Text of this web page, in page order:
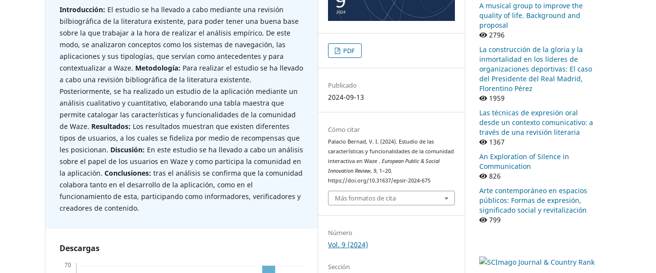
Introducción: El estudio se ha llevado a cabo mediante una revisión
bilbiográfica de la literatura existente, para poder tener una buena base
sobre la que trabajar a la hora de realizar el análisis empírico. De este
modo, se analizaron conceptos como los sistemas de navegación, las
aplicaciones y sus tipologías, que servían como antecedentes y para
contextualizar a Waze. Metodología: Para realizar el estudio se ha llevado
a cabo una revisión bibliográfica de la literatura existente.
Posteriormente, se ha realizado un estudio de la aplicación mediante un
análisis cualitativo y cuantitativo, elaborando una tabla maestra que
permite catalogar las características y funcionalidades de la comunidad
de Waze. Resultados: Los resultados muestran que existen diferentes
tipos de usuarios, a los cuales se fideliza por medio de recompensas que
les posicionan. Discusión: En este estudio se ha llevado a cabo un análisis
sobre el papel de los usuarios en Waze y como participa la comunidad en
la aplicación. Conclusiones: tras el análisis se confirma que la comunidad
colabora tanto en el desarrollo de la aplicación, como en el
funcionamiento de esta, participando como informadores, verificadores y
creadores de contenido.
Descargas
PDF
Publicado
2024-09-13
Cómo citar
Palacio Bernad, V. I. (2024). Estudio de las
características y funcionalidades de la comunidad
interactiva en Waze .European Public & Social
Innovation Review,9, 1–20.
https://doi.org/10.31637/epsir-2024-675
Más formatos de cita
Número
Vol. 9 (2024)
Sección
A musical group to improve the
quality of life. Background and
proposal
2796
La construcción de la gloria y la
inmortalidad en los líderes de
organizaciones deportivas: El caso
del Presidente del Real Madrid,
Florentino Pérez
1959
Las técnicas de expresión oral
desde un contexto comunicativo: a
través de una revisión literaria
1367
An Exploration of Silence in
Communication
826
Arte contemporáneo en espacios
públicos: Formas de expresión,
significado social y revitalización
799